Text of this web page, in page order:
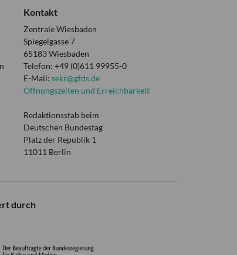
Kontakt
Zentrale Wiesbaden
Spiegelgasse 7
65183 Wiesbaden
Telefon: +49 (0)611 99955-0
E-Mail: sekr@gfds.de
Öffnungszeiten und Erreichbarkeit
Redaktionsstab beim
Deutschen Bundestag
Platz der Republik 1
11011 Berlin
durch